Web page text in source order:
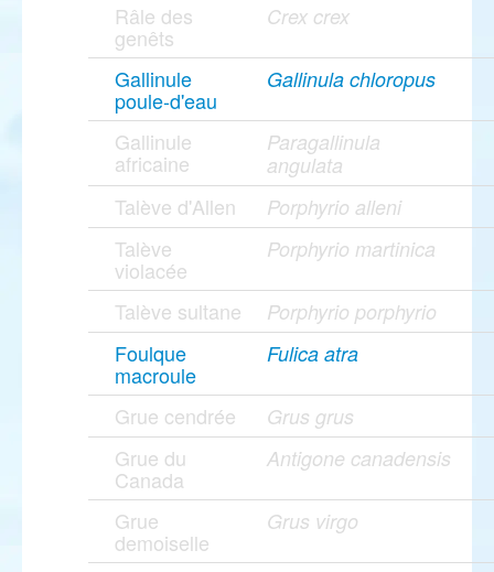
Râle des
genêts
Crex crex
Gallinule
poule-d'eau
Gallinula chloropus
Gallinule
africaine
Paragallinula
angulata
Talève d'Allen Porphyrio alleni
Talève
violacée
Porphyrio martinica
Talève sultane Porphyrio porphyrio
Foulque
macroule
Fulica atra
Grue cendrée Grus grus
Grue du
Canada
Antigone canadensis
Grue
demoiselle
Grus virgo